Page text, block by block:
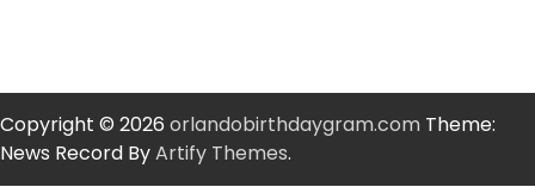
Copyright © 2026 orlandobirthdaygram.com Theme:
News Record ByArtify Themes.